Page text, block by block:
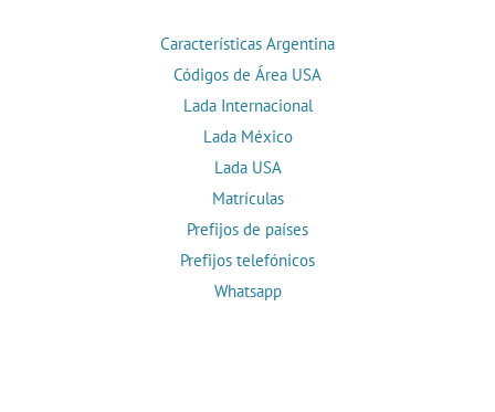
Características Argentina
Códigos de Área USA
Lada Internacional
Lada México
Lada USA
Matrículas
Prefijos de países
Prefijos telefónicos
Whatsapp